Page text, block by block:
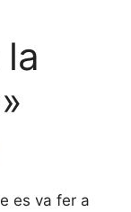
es va fer a